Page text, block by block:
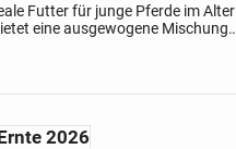
Futter für junge Pferde im Alter
eine ausgewogene Mischung
Fasern, die für eine
2026